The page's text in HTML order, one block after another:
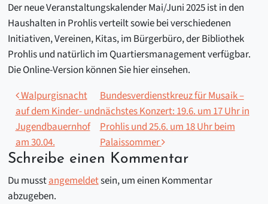
Der neue Veranstaltungskalender Mai/Juni 2025 ist in den
Haushalten in Prohlis verteilt sowie bei verschiedenen
Initiativen, Vereinen, Kitas, im Bürgerbüro, der Bibliothek
Prohlis und natürlich im Quartiersmanagement verfügbar.
Die Online-Version können Sie hier einsehen.
Beitragsnavigation
Walpurgisnacht
auf dem Kinder- und
Jugendbauernhof
am 30.04.
Bundesverdienstkreuz für Musaik –
nächstes Konzert: 19.6. um 17 Uhr in
Prohlis und 25.6. um 18 Uhr beim
Palaissommer
Schreibe einen Kommentar
Du musstangemeldetsein, um einen Kommentar
abzugeben.